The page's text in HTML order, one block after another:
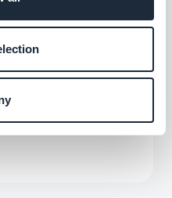
con l'intelligenza